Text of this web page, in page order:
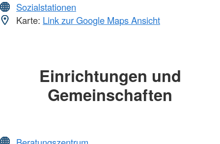
Sozialstationen
Karte: Link zur Google Maps Ansicht
Einrichtungen und
Gemeinschaften